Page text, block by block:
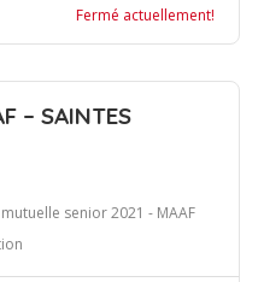
Fermé actuellement!
– SAINTES
senior 2021 - MAAF